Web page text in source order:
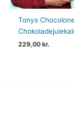
Tonys
229,00kr.